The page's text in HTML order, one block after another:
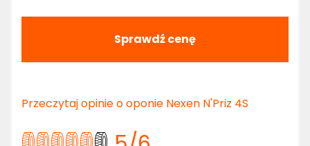
Sprawdź cenę
Przeczytaj opinie o oponie Nexen N'Priz 4S